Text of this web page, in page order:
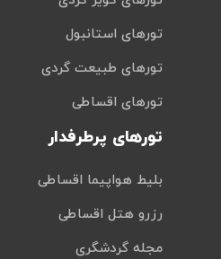
تورهای استانبول
تورهای طبیعت گردی
تورهای اقساطی
تورهای پرطرفدار
بلیط هواپیما اقساطی
رزرو هتل اقساطی
مجله گردشگری